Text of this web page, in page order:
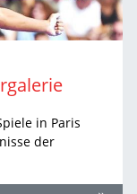
in Paris
der